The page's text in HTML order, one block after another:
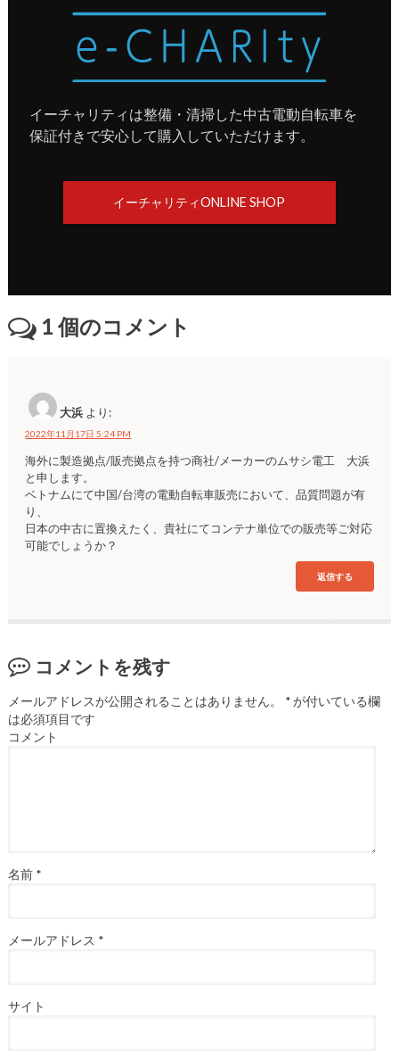
イーチャリティは整備・清掃した中古電動自転車を
保証付きで安心して購入していただけます。
イーチャリティONLINE SHOP
1個のコメント
大浜 より:
2022年11月17日 5:24 PM
海外に製造拠点/販売拠点を持つ商社/メーカーのムサシ電工 大浜
と申します。
ベトナムにて中国/台湾の電動自転車販売において、品質問題が有
り、
日本の中古に置換えたく、貴社にてコンテナ単位での販売等ご対応
可能でしょうか？
返信する
コメントを残す
メールアドレスが公開されることはありません。 *が付いている欄
は必須項目です
コメント
名前 *
メールアドレス *
サイト